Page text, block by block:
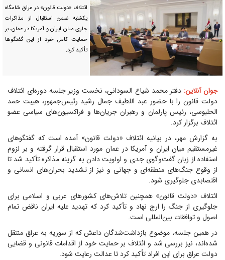
ائتلاف «دولت قانون» در عراق شامگاه
یکشنبه ضمن استقبال از مذاکرات
جاری میان ایران و آمریکا در عمان، بر
حمایت کامل خود از این گفتگوها
تأکید کرد.
جوان آنلاین: دفتر محمد شیاع السودانی، نخست وزیر جلسه دوره‌ای ائتلاف
دولت قانون را با حضور عبد اللطیف جمال رشید رئیس‌جمهور، هیبت حمد
الحلبوسی، رئیس پارلمان و رهبران جریان‌ها و فراکسیون‌های سیاسی عضو
ائتلاف برگزار کرد.
به گزارش مهر، در بیانیه ائتلاف «دولت قانون» آمده است که گفتگوهای
غیرمستقیم میان ایران و آمریکا در عمان مورد استقبال قرار گرفته و بر لزوم
استفاده از زبان گفت‌وگوی جدی و اولویت دادن به گزینه مذاکره تأکید شد تا
از وقوع جنگ‌های منطقه‌ای و جهانی و نیز از تشدید بحران‌های انسانی و
اقتصابدی جلوگیری شود.
ائتلاف «دولت قانون» همچنین تلاش‌های کشورهای عربی و اسلامی برای
جلوگیری از جنگ را ارج نهاد و تأکید کرد که تهدید علیه ایران ناقض تمام
اصول و توافقات بین‌المللی است.
در همین جلسه، موضوع بازداشت‌شدگان داعش که از سوریه به عراق منتقل
شده‌اند، نیز بررسی شد و ائتلاف بر حمایت خود از اقدامات قانونی و قضایی
دولت عراق برای این افراد تأکید کرد تا عدالت رعایت شود.